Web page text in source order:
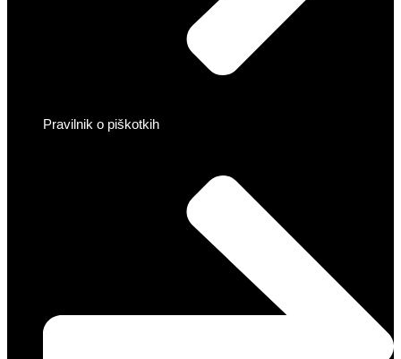
Pravilnik o piškotkih